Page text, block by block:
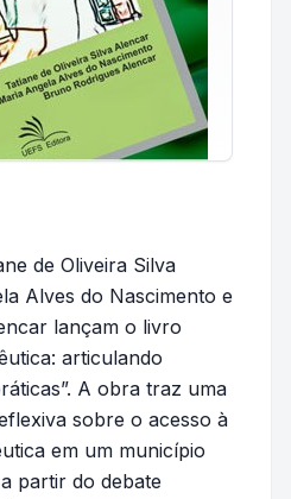
de Oliveira Silva
Alves do Nascimento e
lançam o livro
articulando
A obra traz uma
sobre o acesso à
em um município
partir do debate